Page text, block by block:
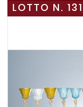
LOTTO N. 131